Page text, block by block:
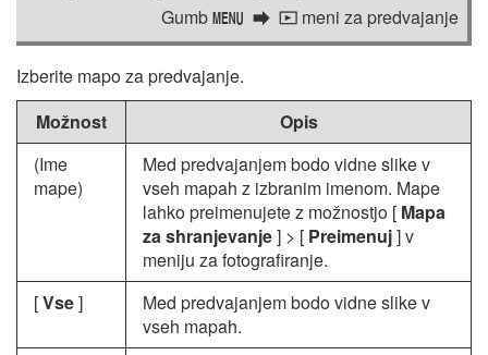
Gumb G D meni za predvajanje
Izberite mapo za predvajanje.
Možnost
Opis
(Ime
mape)
Med predvajanjem bodo vidne slike v
vseh mapah z izbranim imenom. Mape
lahko preimenujete z možnostjo [ Mapa
za shranjevanje] > [ Preimenuj] v
meniju za fotografiranje.
[Vse]
Med predvajanjem bodo vidne slike v
vseh mapah.